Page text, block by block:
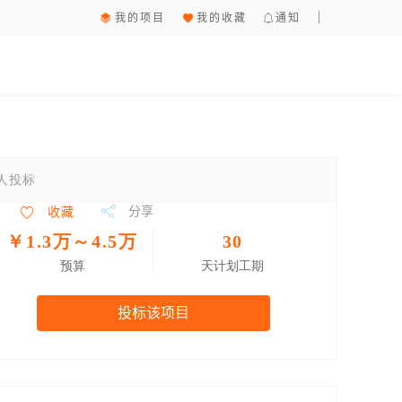
我的项目 我的收藏 通知
投标
收藏 分享
￥1.3万～4.5万
预算
30
天计划工期
投标该项目